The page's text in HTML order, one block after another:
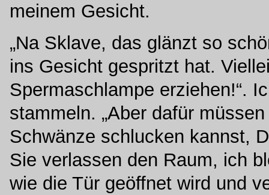
meinem Gesicht.
„Na Sklave, das glänzt so
ins Gesicht gespritzt hat.
Spermaschlampe erziehen!“.
stammeln. „Aber dafür
Schwänze schlucken kannst,
Sie verlassen den Raum, ich
wie die Tür geöffnet wird und